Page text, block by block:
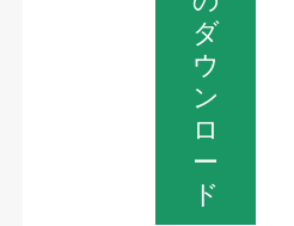
ダ
ウ
ン
ロ
ー
ド